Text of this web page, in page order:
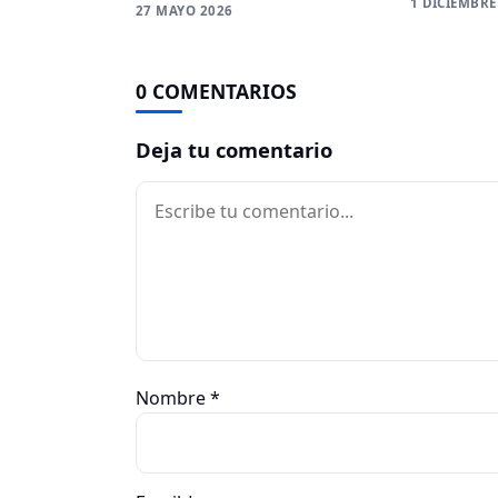
27 MAYO 2026
0 COMENTARIOS
Deja tu comentario
Comentario
Nombre*